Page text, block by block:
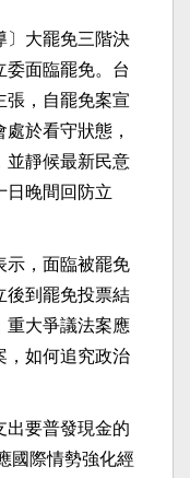
〕大罷免三階決
委面臨罷免。台
張，自罷免案宣
於看守狀態，
並靜候最新民意
日晚間回防立
示，面臨被罷免
後到罷免投票結
重大爭議法案應
，如何追究政治
出要普發現金的
國際情勢強化經